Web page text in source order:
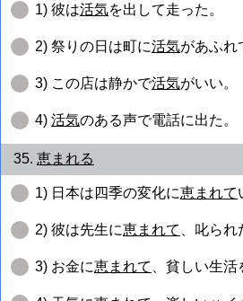
1) 彼は活気を出して走った。
2) 祭りの日は町に活気があふれ
3) この店は静かで活気がいい。
4) 活気のある声で電話に出た。
35. 恵まれる
1) 日本は四季の変化に恵まれて
2) 彼は先生に恵まれて 、叱られ
3) お金に恵まれて 、貧しい生活